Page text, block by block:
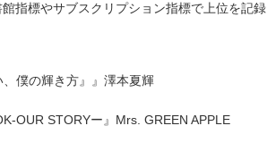
指標やサブスクリプション指標で上位を記録
僕の輝き方』』澤本夏輝
OUR STORYー』Mrs. GREEN APPLE